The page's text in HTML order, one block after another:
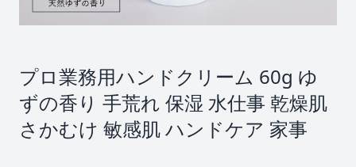
プロ業務用ハンドクリーム 60g ゆ
ずの香り 手荒れ 保湿 水仕事 乾燥肌
さかむけ 敏感肌 ハンドケア 家事